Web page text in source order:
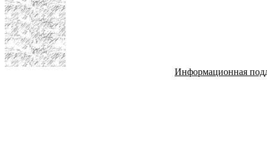
Информационная